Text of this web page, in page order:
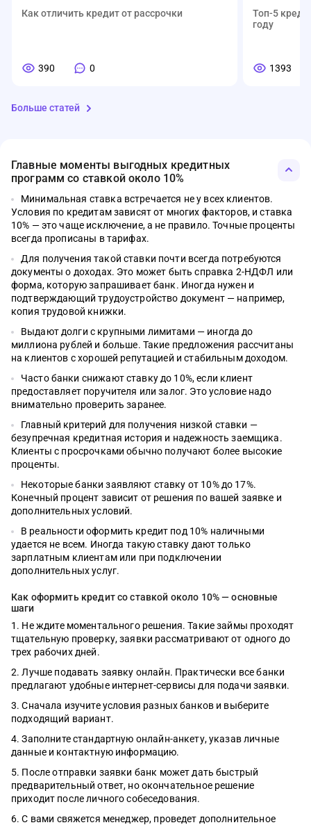
Как отличить кредит от рассрочки
390 0
Топ-5
году
1393
МФО 01.08.2026
Семейная ипотека, облигации,
неделю
40
0
Банки 07.05.2026
Что такое электронный кошелёк WB и
1516
0
1125
Деньги 03.04.2026
Материнский капитал в 2026 году: сумма,
518 0
Ипотека 12.01.2026
Ипотека без стресса: полный список
536
0
460
Кредитные карты 01.03.2026
Топ-5 кредитных карт с длинным льготным
1288 0
Вклады 07.04.2026
С какой суммы нужно платить налог на
445 0
Больше статей
Главные моменты выгодных кредитных
программ со ставкой около 10%
Минимальная ставка встречается не у всех клиентов.
Условия по кредитам зависят от многих факторов, и ставка
10% — это чаще исключение, а не правило. Точные проценты
всегда прописаны в тарифах.
Для получения такой ставки почти всегда потребуются
документы о доходах. Это может быть справка 2-НДФЛ или
форма, которую запрашивает банк. Иногда нужен и
подтверждающий трудоустройство документ — например,
копия трудовой книжки.
Выдают долги с крупными лимитами — иногда до
миллиона рублей и больше. Такие предложения рассчитаны
на клиентов с хорошей репутацией и стабильным доходом.
Часто банки снижают ставку до 10%, если клиент
предоставляет поручителя или залог. Это условие надо
внимательно проверить заранее.
Главный критерий для получения низкой ставки —
безупречная кредитная история и надежность заемщика.
Клиенты с просрочками обычно получают более высокие
проценты.
Некоторые банки заявляют ставку от 10% до 17%.
Конечный процент зависит от решения по вашей заявке и
дополнительных условий.
В реальности оформить кредит под 10% наличными
удается не всем. Иногда такую ставку дают только
зарплатным клиентам или при подключении
дополнительных услуг.
Как оформить кредит со ставкой около 10% — основные
шаги
Не ждите моментального решения. Такие займы проходят
тщательную проверку, заявки рассматривают от одного до
трех рабочих дней.
Лучше подавать заявку онлайн. Практически все банки
предлагают удобные интернет-сервисы для подачи заявки.
Сначала изучите условия разных банков и выберите
подходящий вариант.
Заполните стандартную онлайн-анкету, указав личные
данные и контактную информацию.
После отправки заявки банк может дать быстрый
предварительный ответ, но окончательное решение
приходит после личного собеседования.
С вами свяжется менеджер, проведет дополнительное